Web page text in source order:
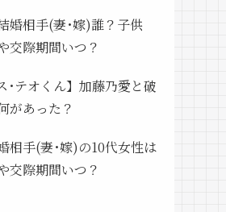
婚相手(妻･嫁)誰？子供
交際期間いつ？
･テオくん】加藤乃愛と破
があった？
相手(妻･嫁)の10代女性は
交際期間いつ？